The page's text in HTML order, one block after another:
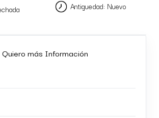
Antiguedad: Nuevo
Quiero más Información